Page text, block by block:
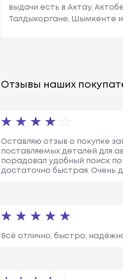
выдачи есть в Актау,
Талдыкоргане, Шымкенте и
Отзывы наших
Оставляю отзыв о покупке
поставляемых деталей для
порадовал удобный поиск
достаточно быстрая. Очень
Всё отлично, быстро,